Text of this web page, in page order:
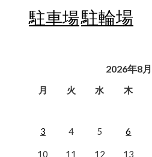
駐車場駐輪場
2026年8月
月 火 水 木
3 4 5 6
10 11 12 13